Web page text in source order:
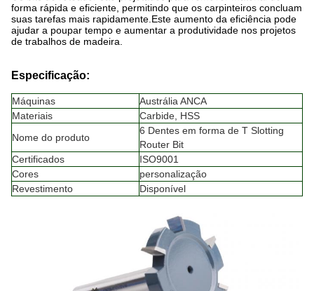
forma rápida e eficiente, permitindo que os carpinteiros concluam
suas tarefas mais rapidamente.Este aumento da eficiência pode
ajudar a poupar tempo e aumentar a produtividade nos projetos
de trabalhos de madeira.
Especificação:
Máquinas
Austrália ANCA
Materiais
Carbide, HSS
Nome do produto
6 Dentes em forma de T Slotting
Router Bit
Certificados
ISO9001
Cores
personalização
Revestimento
Disponível